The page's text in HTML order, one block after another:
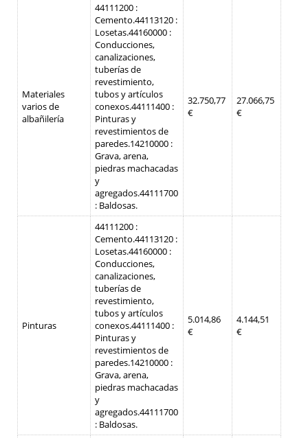
Materiales
varios de
albañilería
44111200 :
Cemento.44113120 :
Losetas.44160000 :
Conducciones,
canalizaciones,
tuberías de
revestimiento,
tubos y artículos
conexos.44111400 :
Pinturas y
revestimientos de
paredes.14210000 :
Grava, arena,
piedras machacadas
y
agregados.44111700
: Baldosas.
32.750,77
€
27.066,75
€
Pinturas
44111200 :
Cemento.44113120 :
Losetas.44160000 :
Conducciones,
canalizaciones,
tuberías de
revestimiento,
tubos y artículos
conexos.44111400 :
Pinturas y
revestimientos de
paredes.14210000 :
Grava, arena,
piedras machacadas
y
agregados.44111700
: Baldosas.
5.014,86
€
4.144,51
€